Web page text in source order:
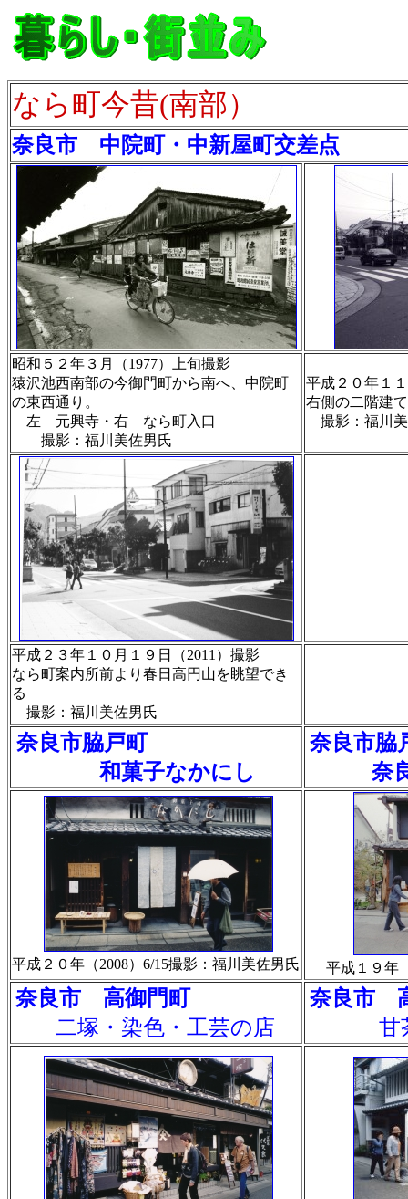
なら町今昔(南部）
奈良市 中院町・中新屋町交差点
昭和５２年３月（1977）上旬撮影
猿沢池西南部の今御門町から南へ、中院町
の東西通り。
左 元興寺・右 なら町入口
撮影：福川美佐男氏
平成２０年１
右側の二階建
撮影：福川
平成２３年１０月１９日（2011）撮影
なら町案内所前より春日高円山を眺望でき
る
撮影：福川美佐男氏
奈良市脇戸町
和菓子なかにし
奈良市脇
奈良
平成２０年（2008）6/15撮影：福川美佐男氏 平成１９年
奈良市 高御門町
二塚・染色・工芸の店
奈良市
甘